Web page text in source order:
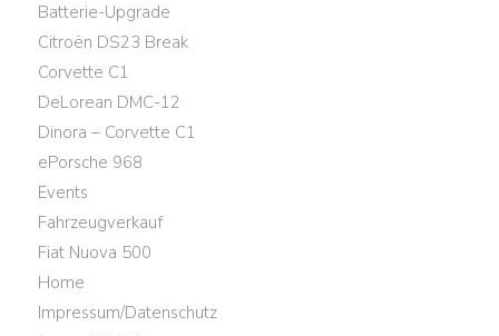
Batterie-Upgrade
Citroën DS23 Break
Corvette C1
DeLorean DMC-12
Dinora – Corvette C1
ePorsche 968
Events
Fahrzeugverkauf
Fiat Nuova 500
Home
Impressum/Datenschutz